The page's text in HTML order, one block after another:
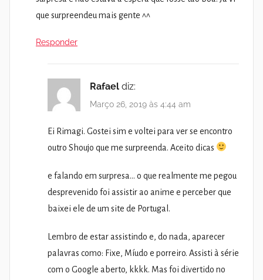
que surpreendeu mais gente ^^
Responder
Rafael diz:
Março 26, 2019 às 4:44 am
Ei Rimagi. Gostei sim e voltei para ver se encontro
outro Shoujo que me surpreenda. Aceito dicas
e falando em surpresa… o que realmente me pegou
desprevenido foi assistir ao anime e perceber que
baixei ele de um site de Portugal.
Lembro de estar assistindo e, do nada, aparecer
palavras como: Fixe, Míudo e porreiro. Assisti à série
com o Google aberto, kkkk. Mas foi divertido no